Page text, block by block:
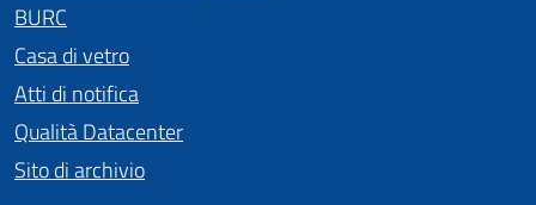
BURC
Casa di vetro
Atti di notifica
Qualità Datacenter
Sito di archivio